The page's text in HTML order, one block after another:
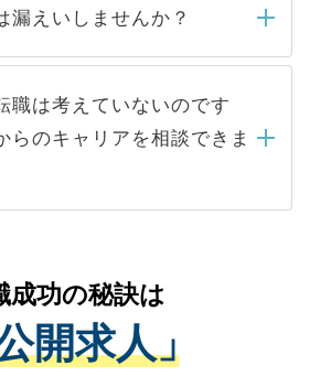
避けるため 人気のある医療機
しまうと、応募が殺到する場
が求める条件に合った人材の
会社に依頼するケースが増え
に応募先から内定をいただい
必要はありません。内定先へ
はキャリアパートナーが行い
漏えいしませんか？
えいすることはありませんの
ださい。当サイトからの登録
たご登録者様の個人情報は、
リアアップおよび転職活動の
使用いたします。お預かりし
の個人データはご本人の許可
の取り扱いについての厳密な
たした事業者のみに付与され
シーマークを取得済みです。
職は考えていないのです
らのキャリアを相談できま
現在の医療機関の状況や紹介
ながら、適切なアドバイスを
きます。すぐにご転職をされ
長期的なサポートが可能です
成功の秘訣は
開求人」